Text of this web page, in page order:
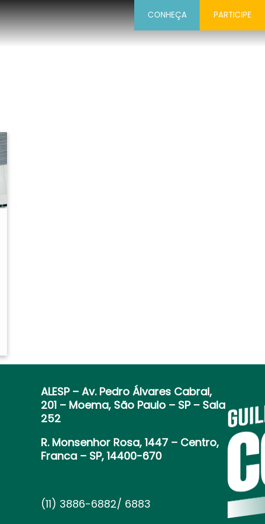
CONHEÇA PARTICIPE
ALESP – Av. Pedro Álvares Cabral,
201 – Moema, São Paulo – SP – Sala
252
R. Monsenhor Rosa, 1447 – Centro,
Franca – SP, 14400-670
(11) 3886-6882/ 6883